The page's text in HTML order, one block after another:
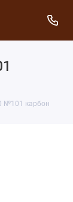
№101 карбон